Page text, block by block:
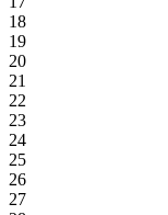
18
19
20
21
22
23
24
25
26
27